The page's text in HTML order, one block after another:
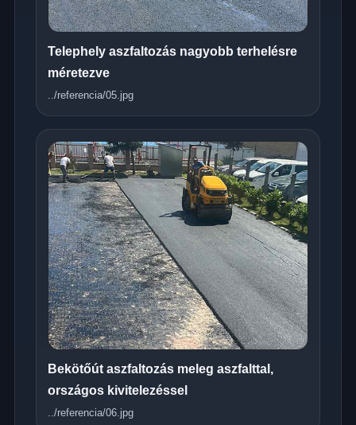
Telephely aszfaltozás nagyobb terhelésre
méretezve
../referencia/05.jpg
Bekötőút aszfaltozás meleg aszfalttal,
országos kivitelezéssel
../referencia/06.jpg